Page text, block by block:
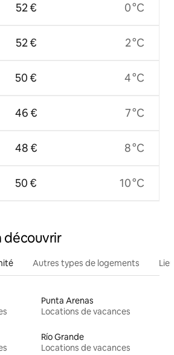
52 €
52 €
50 €
46 €
48 €
50 €
0 °C
2 °C
4 °C
7 °C
8 °C
10 °C
découvrir
Autres types de logements
Punta Arenas
Locations de vacances
Río Grande
Locations de vacances